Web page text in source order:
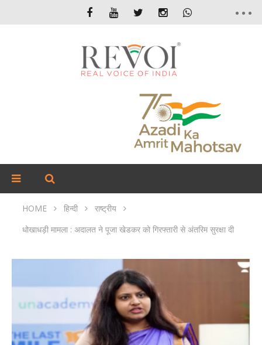
HOME हिन्दी
राष्ट्रीय
धोखाधड़ी मामला : अदालत ने पूजा खेडकर को गिरफ्तारी से अंतरिम सुरक्षा दी